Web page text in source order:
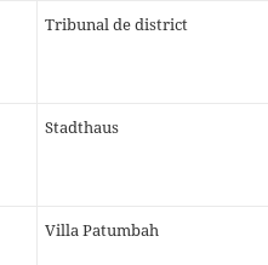
Tribunal de district
Stadthaus
Villa Patumbah